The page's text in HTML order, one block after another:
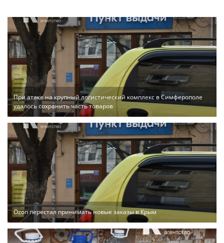
При атаке на крупный логистический комплекс в Симферополе
удалось сохранить часть товаров
Ozon перестал принимать новые заказы в Крым